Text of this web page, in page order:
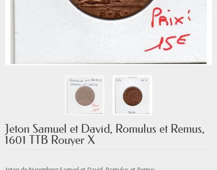
Jeton Samuel et David, Romulus et Remus,
1601 TTB Rouyer X